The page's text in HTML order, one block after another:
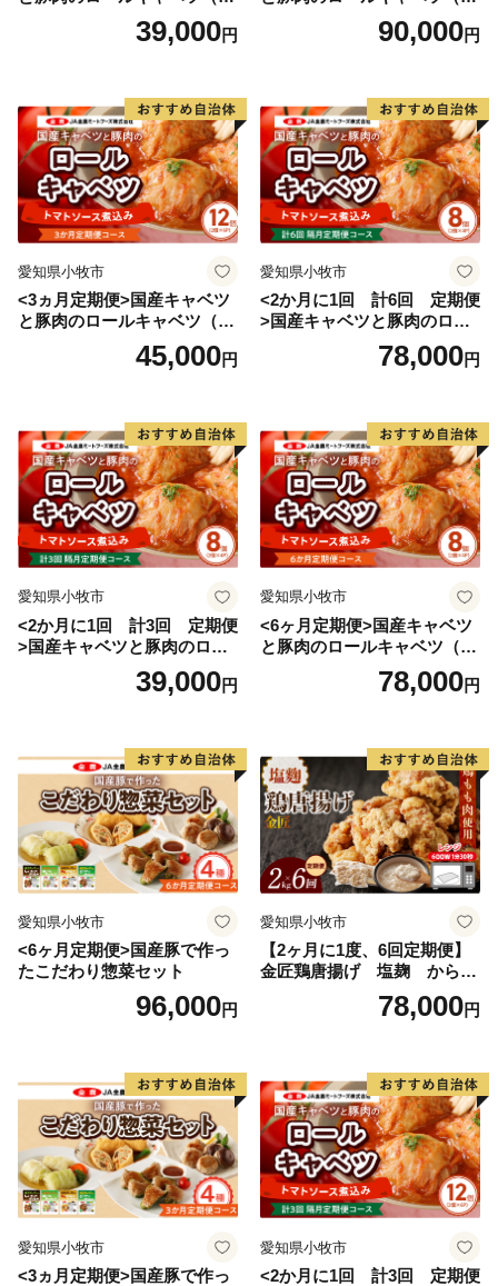
【お問い合わせ先】
一般社団法人西尾市観光協会
※西尾市は、返礼品に関する事務を外部委託していま
す。
TEL：0563-57-7882
Mail：furusato@katch.ne.jp
■ ワンストップ特例に関する問い合わせ
愛知県西尾市ふるさと納税ワンストップ受付センター
（シフトプラス株式会社）
※西尾市は、ワンストップ特例申請受付業務を外部委託
TEL：050-3114-2837
Mail：support@nishio.furusato-lg.jp
■ その他に関する問い合わせ
西尾市総合政策部秘書政策課
TEL：0563-65-2154
Mail：furusato@city.nishio.lg.jp
39,000円 90,000円
愛知県小牧市
<3ヵ月定期便>国産キャベツ
と豚肉のロールキャベツ（6P
45,000円
愛知県小牧市
<2か月に1回 計6回 定期便
>国産キャベツと豚肉のロー
ルキャベツ（4P入り）
78,000円
愛知県小牧市
<2か月に1回 計3回 定期便
>国産キャベツと豚肉のロー
ルキャベツ（4P入り）
39,000円
愛知県小牧市
<6ヶ月定期便>国産キャベツ
と豚肉のロールキャベツ（4P
78,000円
愛知県小牧市
<6ヶ月定期便>国産豚で作っ
たこだわり惣菜セット
96,000円
愛知県小牧市
【2ヶ月に1度、6回定期便】
金匠鶏唐揚げ 塩麹 からあ
78,000円
愛知県小牧市
<3ヵ月定期便>国産豚で作っ
愛知県小牧市
<2か月に1回 計3回 定期便